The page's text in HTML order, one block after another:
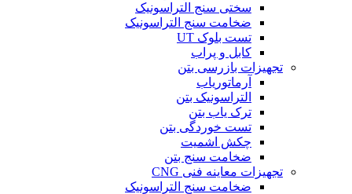
سختی سنج التراسونیک
ضخامت سنج التراسونیک
تست بلوک UT
کابل و پراب
تجهیزات بازرسی بتن
آرماتوریاب
التراسونیک بتن
ترک یاب بتن
تست خوردگی بتن
چکش اشمیت
ضخامت سنج بتن
تجهیزات معاینه فنی CNG
ضخامت سنج التراسونیک